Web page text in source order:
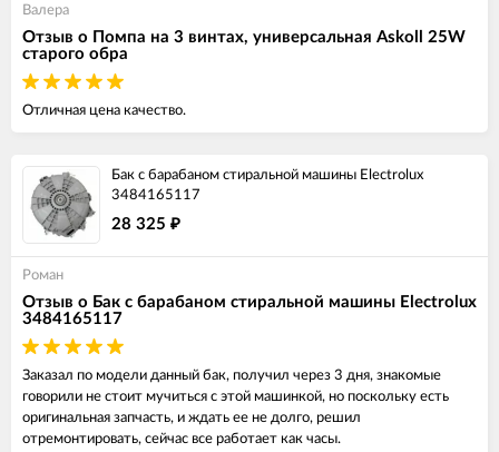
Валера
Отзыв о Помпа на 3 винтах, универсальная Askoll 25W
старого обра
Отличная цена качество.
Бак с барабаном стиральной машины Electrolux
3484165117
28 325 ₽
Роман
Отзыв о Бак с барабаном стиральной машины Electrolux
3484165117
Заказал по модели данный бак, получил через 3 дня, знакомые
говорили не стоит мучиться с этой машинкой, но поскольку есть
оригинальная запчасть, и ждать ее не долго, решил
отремонтировать, сейчас все работает как часы.